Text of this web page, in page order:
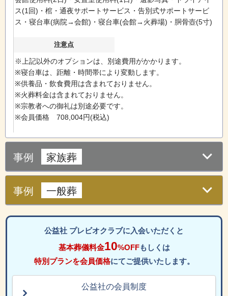
ス(1回)・棺・通夜サポートサービス・告別式サポートサービ
ス・寝台車(病院→会館)・寝台車(会館→火葬場)・胴骨壺(5寸)
注意点
※上記以外のオプションは、別途費用がかかります。
※寝台車は、距離・時間帯により変動します。
※供養品・飲食費用は含まれておりません。
※火葬料金は含まれておりません。
※宗教者への御礼は別途必要です。
※会員価格 708,004円(税込)
事例 家族葬
事例 一般葬
公益社 プレビオクラブに入会いただくと
基本葬儀料金10%OFFもしくは
特別プランを会員価格にてご提供いたします。
公益社の会員制度